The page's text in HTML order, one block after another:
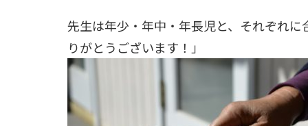
先生は年少・年中・年長児と、それぞれ
りがとうございます！」